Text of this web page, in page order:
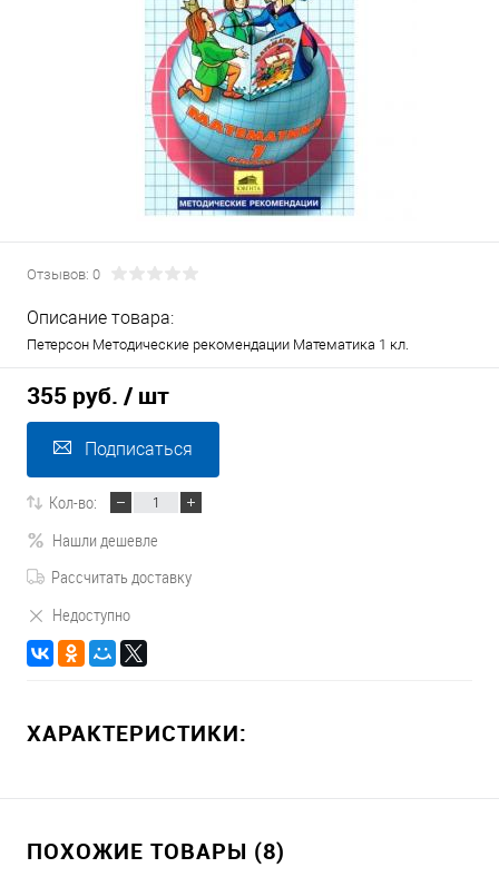
Отзывов: 0
Описание товара:
Петерсон Методические рекомендации Математика 1 кл.
355 руб. / шт
Подписаться
Кол-во:
Нашли дешевле
Рассчитать доставку
Недоступно
ХАРАКТЕРИСТИКИ:
ПОХОЖИЕ ТОВАРЫ (8)